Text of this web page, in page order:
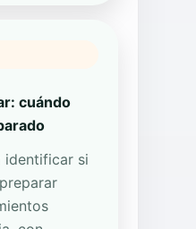
cuándo
identificar si